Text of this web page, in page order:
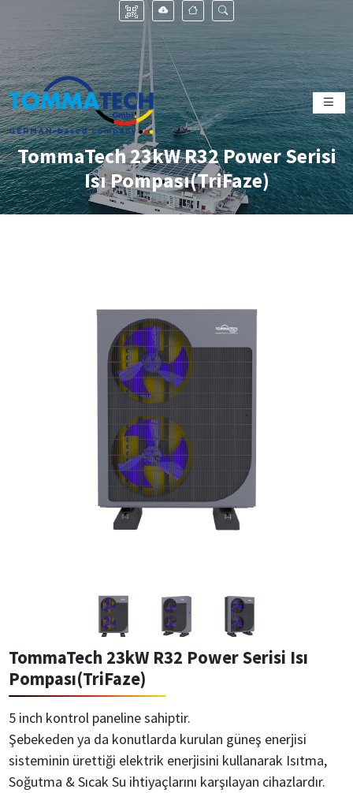
TommaTech 23kW R32 Power Serisi
Isı Pompası(TriFaze)
TommaTech 23kW R32 Power Serisi Isı
Pompası(TriFaze)
5 inch kontrol paneline sahiptir.
Şebekeden ya da konutlarda kurulan güneş enerjisi
sisteminin ürettiği elektrik enerjisini kullanarak Isıtma,
Soğutma & Sıcak Su ihtiyaçlarını karşılayan cihazlardır.